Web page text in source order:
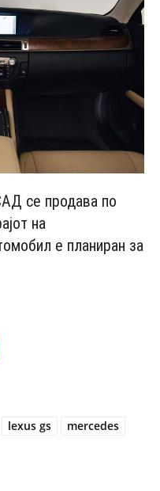
се продава по
на
е планиран за
lexus gs
mercedes